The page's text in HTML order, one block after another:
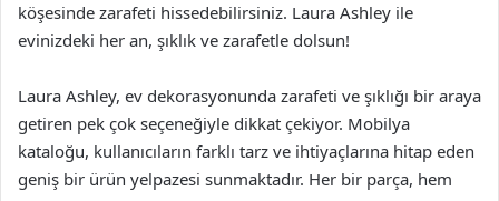
köşesinde zarafeti hissedebilirsiniz. Laura Ashley ile
evinizdeki her an, şıklık ve zarafetle dolsun!
Laura Ashley, ev dekorasyonunda zarafeti ve şıklığı bir araya
getiren pek çok seçeneğiyle dikkat çekiyor. Mobilya
kataloğu, kullanıcıların farklı tarz ve ihtiyaçlarına hitap eden
geniş bir ürün yelpazesi sunmaktadır. Her bir parça, hem